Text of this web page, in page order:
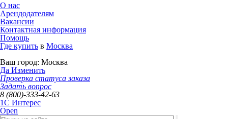
О нас
Арендодателям
Вакансии
Контактная информация
Помощь
Где купить в Москва
Ваш город: Москва
Да Изменить
Проверка статуса заказа
Задать вопрос
8 (800)-333-42-63
1C Интерес
Open